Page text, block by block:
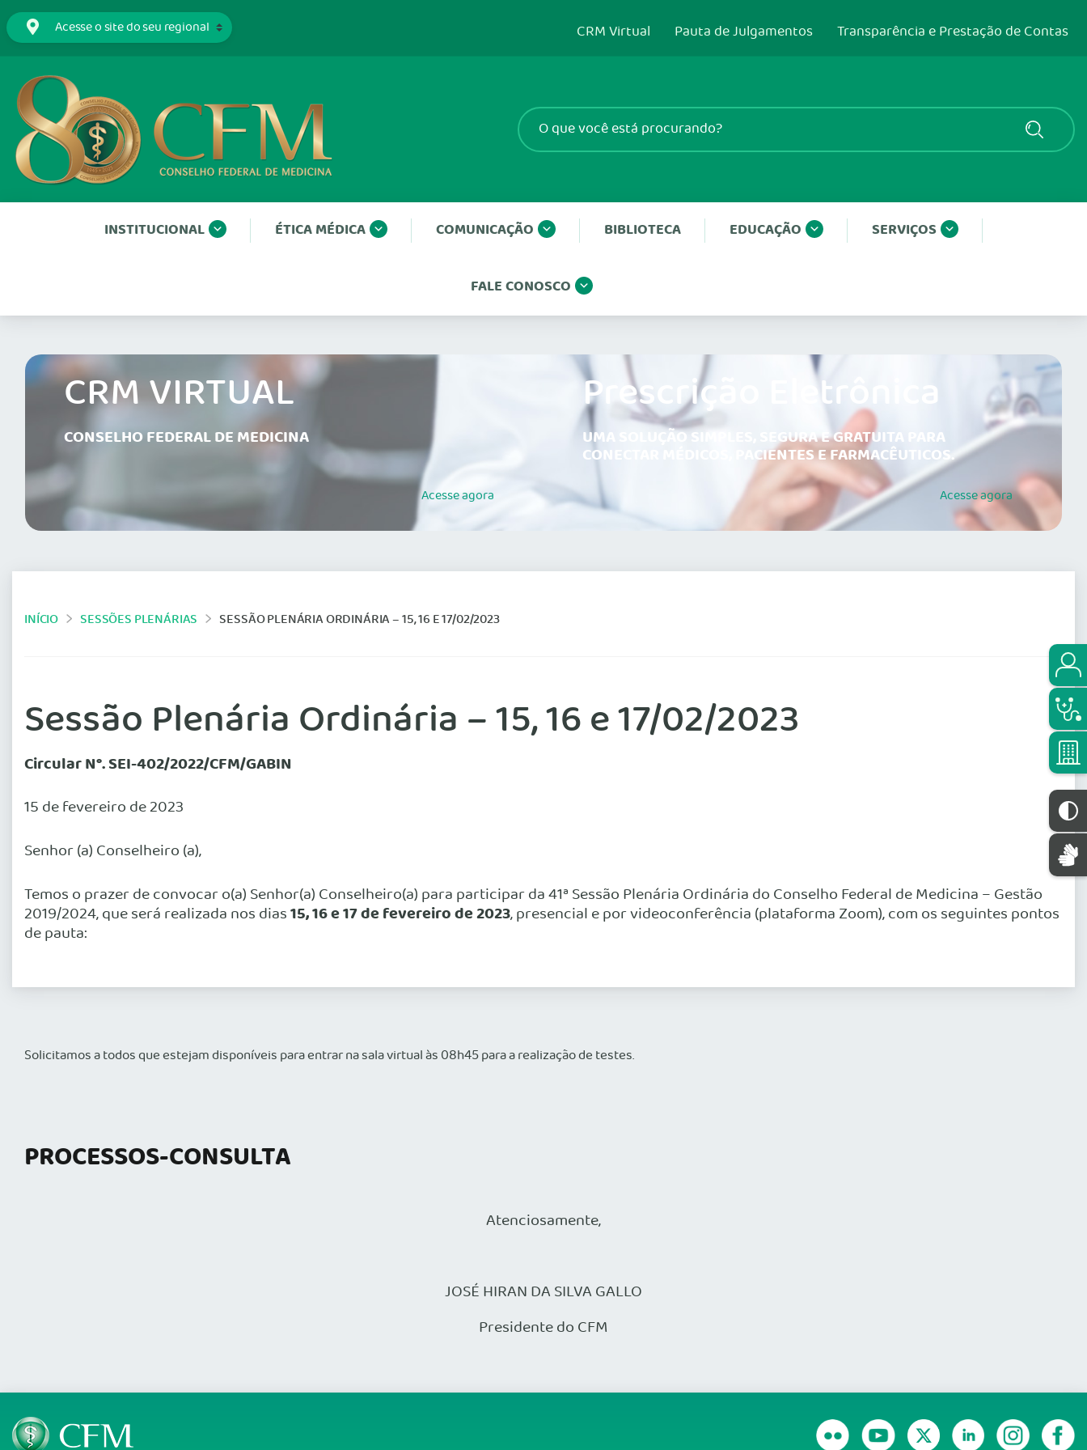
CRM Virtual Pauta de Julgamentos Transparência e Prestação de Contas
INSTITUCIONAL ÉTICA MÉDICA COMUNICAÇÃO BIBLIOTECA EDUCAÇÃO SERVIÇOS
FALE CONOSCO
CRM VIRTUAL
CONSELHO FEDERAL DE MEDICINA
Acesseagora
Prescrição Eletrônica
UMA SOLUÇÃO SIMPLES, SEGURA E GRATUITA PARA
CONECTAR MÉDICOS, PACIENTES E FARMACÊUTICOS.
Acesseagora
INÍCIO SESSÕES PLENÁRIAS SESSÃO PLENÁRIA ORDINÁRIA – 15, 16 E 17/02/2023
Sessão Plenária Ordinária – 15, 16 e 17/02/2023
Circular N°. SEI-402/2022/CFM/GABIN
15 de fevereiro de 2023
Senhor (a) Conselheiro (a),
Temos o prazer de convocar o(a) Senhor(a) Conselheiro(a) para participar da 41ª Sessão Plenária Ordinária do Conselho Federal de Medicina – Gestão
2019/2024, que será realizada nos dias15, 16 e 17 de fevereiro de 2023, presencial e por videoconferência (plataforma Zoom), com os seguintes pontos
de pauta:
Solicitamos a todos que estejam disponíveis para entrar na sala virtual às 08h45 para a realização de testes.
PROCESSOS-CONSULTA
Atenciosamente,
JOSÉ HIRAN DA SILVA GALLO
Presidente do CFM